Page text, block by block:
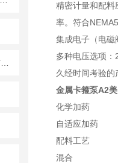
精密计量和配料
率。符合
集成电子（电磁
多种电压选项：
久经时间考验
金属卡箍泵A2
化学加药
自适应加药
配料工艺
混合